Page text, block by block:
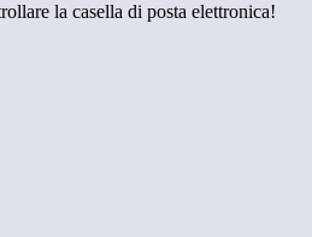
la casella di posta elettronica!